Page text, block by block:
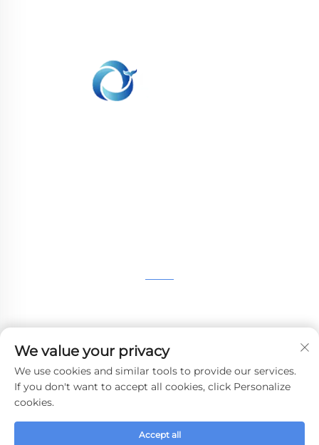
[email protected]
Telif Hakkı © 2024 WHALE STONE 3d Tüm Hakları Saklıdır.
Gizlilik Politikası
We value your privacy
We use cookies and similar tools to provide our services.
If you don't want to accept all cookies, click Personalize
cookies.
Accept all